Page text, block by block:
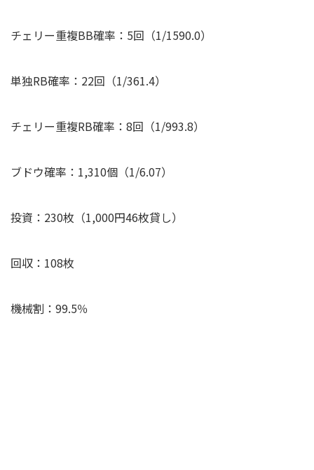
チェリー重複BB確率：5回（1/1590.0）
単独RB確率：22回（1/361.4）
チェリー重複RB確率：8回（1/993.8）
ブドウ確率：1,310個（1/6.07）
投資：230枚（1,000円46枚貸し）
回収：108枚
機械割：99.5％